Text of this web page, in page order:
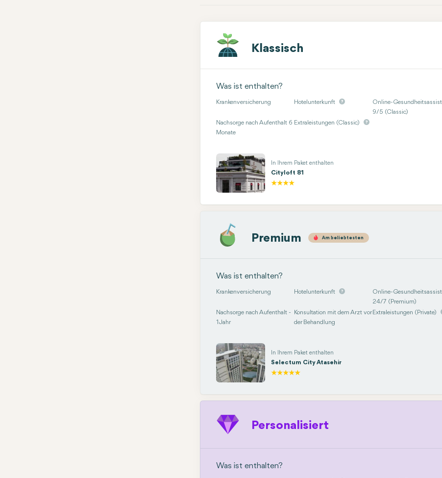
Klassisch
Was ist enthalten?
Krankenversicherung Hotelunterkunft
Online-
9/5 (Classic)
Nachsorge nach Aufenthalt 6
Monate
Extraleistungen (Classic)
In Ihrem Paket enthalten
Cityloft 81
Premium Am beliebtesten
Was ist enthalten?
Krankenversicherung Hotelunterkunft
Online-
24/7 (Premium)
Nachsorge nach Aufenthalt -
1 Jahr
Konsultation mit dem Arzt vor
der Behandlung
Extraleistungen (Private)
In Ihrem Paket enthalten
Selectum City Atasehir
Personalisiert
Was ist enthalten?